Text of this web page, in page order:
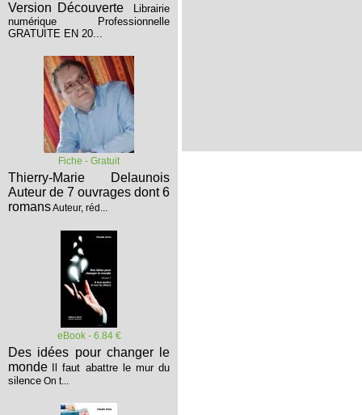
Version Découverte
Librairie
numérique Professionnelle
GRATUITE EN 20...
Fiche - Gratuit
Thierry-Marie Delaunois
Auteur de 7 ouvrages dont 6
romansAuteur, réd...
eBook - 6.84 €
Des idées pour changer le
monde
Il faut abattre le mur du
silence On t...